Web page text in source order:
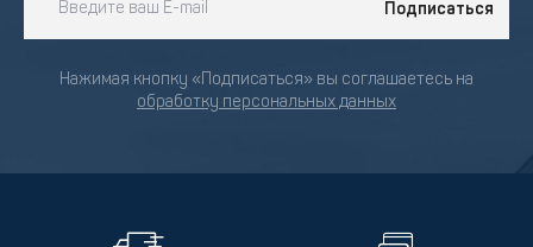
Подписаться
Нажимая кнопку «Подписаться» вы соглашаетесь на
обработку персональных данных